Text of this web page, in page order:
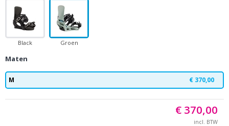
Black Groen
Maten
M € 370,00
€ 370,00
incl. BTW